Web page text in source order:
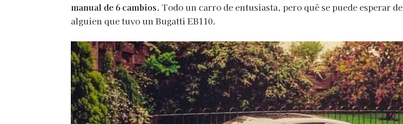
manual de 6 cambios. Todo un carro de entusiasta, pero qué se puede esperar de
alguien que tuvo un Bugatti EB110.